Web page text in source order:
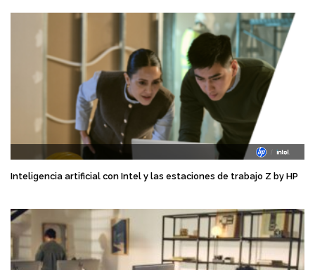
Inteligencia artificial con Intel y las estaciones de trabajo Z by HP